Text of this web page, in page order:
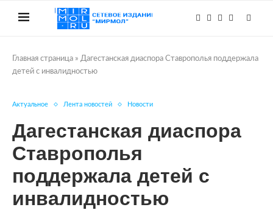
Главная страница » Дагестанская диаспора Ставрополья поддержала
детей с инвалидностью
Актуальное Лента новостей Новости
Дагестанская диаспора
Ставрополья
поддержала детей с
инвалидностью